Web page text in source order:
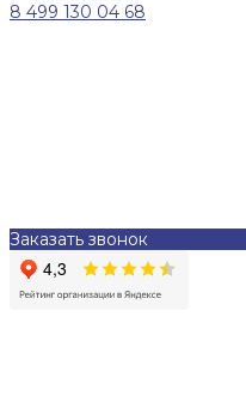
8 499 130 04 68
Заказать звонок